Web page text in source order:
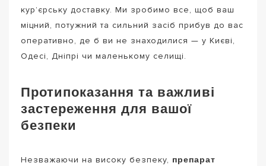
кур’єрську доставку. Ми зробимо все, щоб ваш
міцний, потужний та сильний засіб прибув до вас
оперативно, де б ви не знаходилися — у Києві,
Одесі, Дніпрі чи маленькому селищі.
Протипоказання та важливі
застереження для вашої
безпеки
Незважаючи на високу безпеку, препарат